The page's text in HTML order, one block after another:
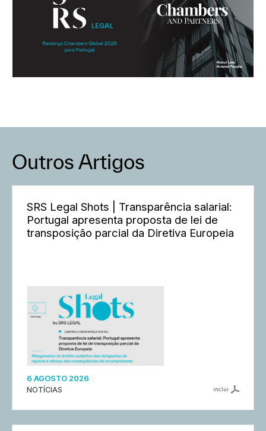
Outros Artigos
SRS Legal Shots | Transparência salarial:
Portugal apresenta proposta de lei de
transposição parcial da Diretiva Europeia
6 AGOSTO 2026
NOTÍCIAS
inclui